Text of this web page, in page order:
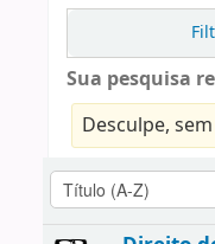
Sua pesquisa
Desculpe,